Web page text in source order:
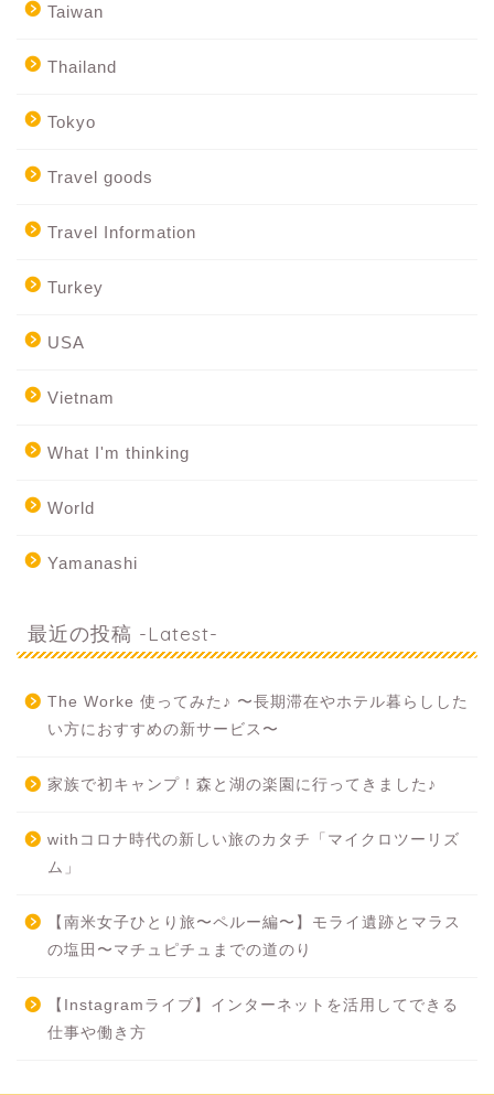
Taiwan
Thailand
Tokyo
Travel goods
Travel Information
Turkey
USA
Vietnam
What I'm thinking
World
Yamanashi
最近の投稿 -Latest-
The Worke 使ってみた♪ 〜長期滞在やホテル暮らしした
い方におすすめの新サービス〜
家族で初キャンプ！森と湖の楽園に行ってきました♪
withコロナ時代の新しい旅のカタチ「マイクロツーリズ
ム」
【南米女子ひとり旅〜ペルー編〜】モライ遺跡とマラス
の塩田〜マチュピチュまでの道のり
【Instagramライブ】インターネットを活用してできる
仕事や働き方